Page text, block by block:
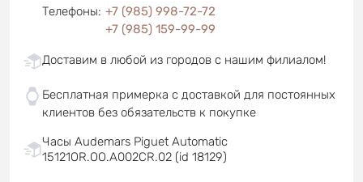
Телефоны: +7 (985) 998-72-72
+7 (985) 159-99-99
Доставим в любой из городов с нашим филиалом!
Бесплатная примерка с доставкой для постоянных
клиентов без обязательств к покупке
Часы Audemars Piguet Automatic
15121OR.OO.A002CR.02 (id 18129)